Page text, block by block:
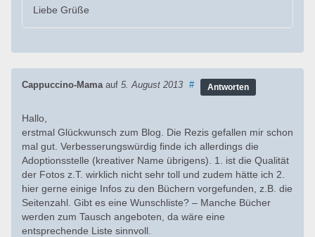
Liebe Grüße
Cappuccino-Mamaauf 5. August 2013 # Antworten
Hallo,
erstmal Glückwunsch zum Blog. Die Rezis gefallen mir schon
mal gut. Verbesserungswürdig finde ich allerdings die
Adoptionsstelle (kreativer Name übrigens). 1. ist die Qualität
der Fotos z.T. wirklich nicht sehr toll und zudem hätte ich 2.
hier gerne einige Infos zu den Büchern vorgefunden, z.B. die
Seitenzahl. Gibt es eine Wunschliste? – Manche Bücher
werden zum Tausch angeboten, da wäre eine
entsprechende Liste sinnvoll.